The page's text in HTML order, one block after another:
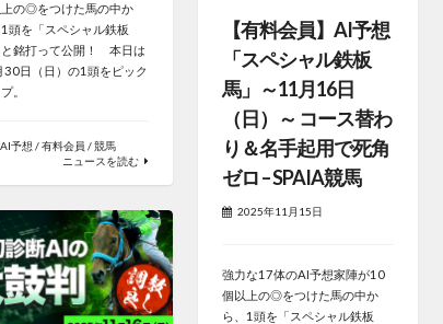
の◎をつけた馬の中か
1頭を「スペシャル鉄板
と銘打って公開！ 本日は
30日（日）の1頭をピック
。
AI予想 /有料会員 /競馬
ニュースを読む
【有料会員】AI予想
「スペシャル鉄板
馬」～11月16日
（日）～ コース替わ
り＆名手起用で死角
ゼロ – SPAIA競馬
2025年11月15日
強力な17体のAI予想家陣が10
個以上の◎をつけた馬の中か
ら、1頭を「スペシャル鉄板